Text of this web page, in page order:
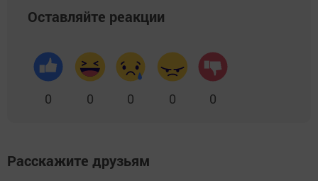
Оставляйте реакции
0 0 0 0 0
Расскажите друзьям